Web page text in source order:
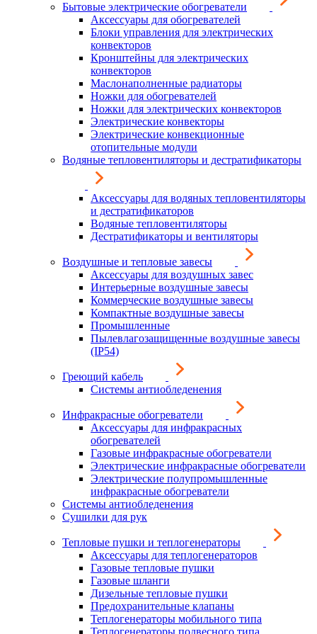
Бытовые электрические обогреватели
Аксессуары для обогревателей
Блоки управления для электрических
конвекторов
Кронштейны для электрических
конвекторов
Маслонаполненные радиаторы
Ножки для обогревателей
Ножки для электрических конвекторов
Электрические конвекторы
Электрические конвекционные
отопительные модули
Водяные тепловентиляторы и дестратификаторы
Аксессуары для водяных тепловентиляторы
и дестратификаторов
Водяные тепловентиляторы
Дестратификаторы и вентиляторы
Воздушные и тепловые завесы
Аксессуары для воздушных завес
Интерьерные воздушные завесы
Коммерческие воздушные завесы
Компактные воздушные завесы
Промышленные
Пылевлагозащищенные воздушные завесы
(IP54)
Греющий кабель
Системы антиобледенения
Инфракрасные обогреватели
Аксессуары для инфракрасных
обогревателей
Газовые инфракрасные обогреватели
Электрические инфракрасные обогреватели
Электрические полупромышленные
инфракрасные обогреватели
Системы антиобледенения
Сушилки для рук
Тепловые пушки и теплогенераторы
Аксессуары для теплогенераторов
Газовые тепловые пушки
Газовые шланги
Дизельные тепловые пушки
Предохранительные клапаны
Теплогенераторы мобильного типа
Теплогенераторы подвесного типа